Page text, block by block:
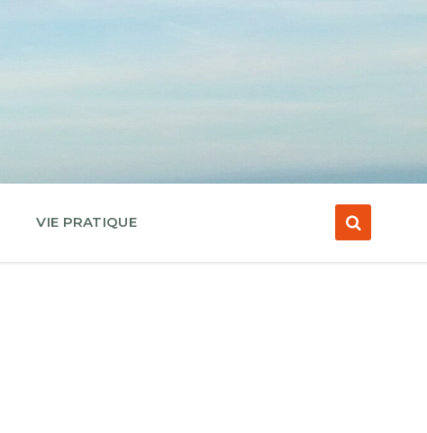
VIE PRATIQUE